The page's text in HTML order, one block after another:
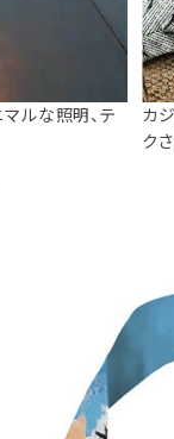
ルな照明、テ
カ
ク